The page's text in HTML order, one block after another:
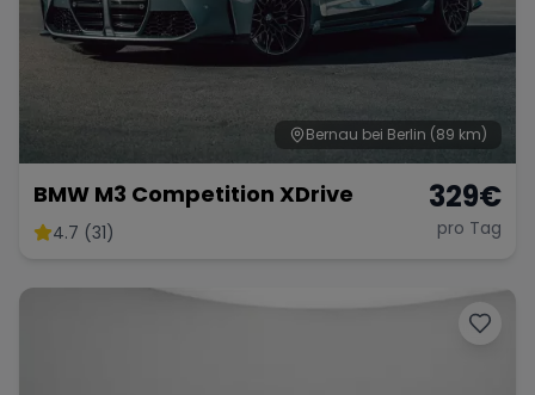
Bernau bei Berlin (89 km)
BMW M3 Competition XDrive
4.7 (31)
329€
pro Tag